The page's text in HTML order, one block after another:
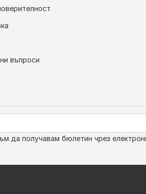
въпроси
да получавам бюлетин чрез